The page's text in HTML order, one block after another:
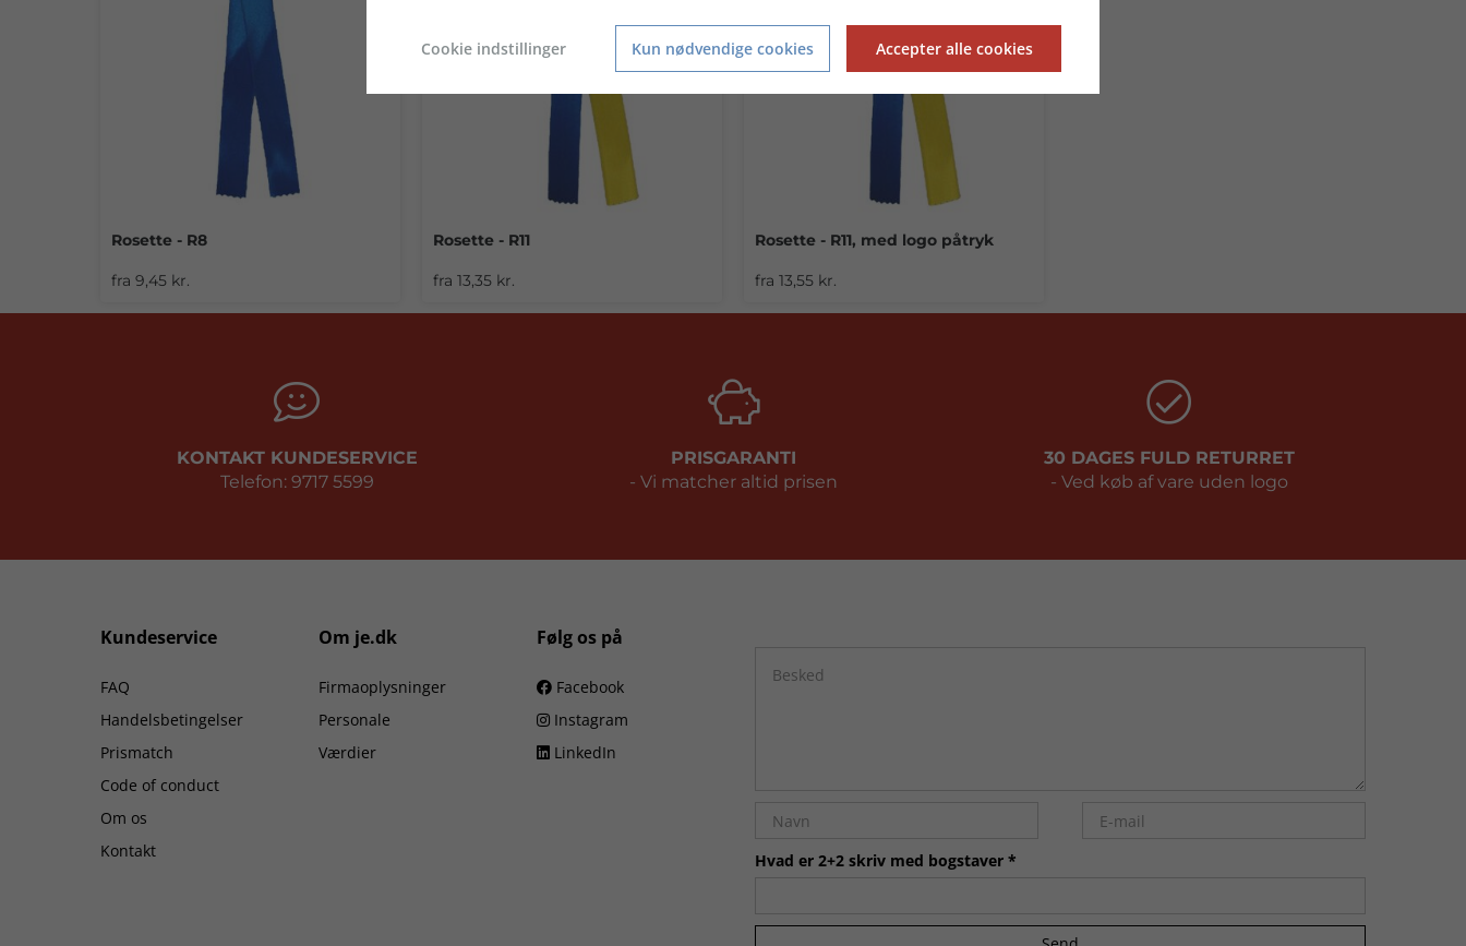
Rosette - R8
fra 9,45 kr.
Rosette - R11
fra 13,35 kr.
Rosette - R11, med logo påtryk
fra 13,55 kr.
KONTAKT KUNDESERVICE
Telefon: 9717 5599
PRISGARANTI
- Vi matcher altid prisen
30 DAGES FULD RETURRET
- Ved køb af vare uden logo
Kundeservice
FAQ
Handelsbetingelser
Prismatch
Code of conduct
Om os
Kontakt
Om je.dk
Firmaoplysninger
Personale
Værdier
Følg os på
Facebook
Instagram
LinkedIn
Hvad er 2+2 skriv med bogstaver *
Cookie indstillinger Kun nødvendige cookies Accepter alle cookies